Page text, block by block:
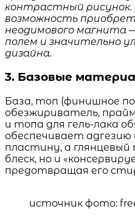
контрастный
возможность
неодимового
полем и значительно
дизайна.
3. Базовые
База, топ (финишное
обезжириватель,
и топа для гель-лака
обеспечивает
пластину, а
блеск, но и
предотвращая его
источник фото: